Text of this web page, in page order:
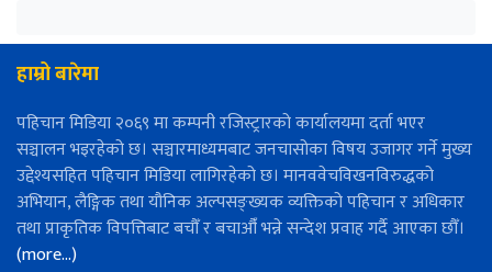
हाम्रो बारेमा
पहिचान मिडिया २०६९ मा कम्पनी रजिस्ट्रारको कार्यालयमा दर्ता भएर
सञ्चालन भइरहेको छ। सञ्चारमाध्यमबाट जनचासोका विषय उजागर गर्ने मुख्य
उद्देश्यसहित पहिचान मिडिया लागिरहेको छ। मानववेचविखनविरुद्धको
अभियान, लैङ्गिक तथा यौनिक अल्पसङ्ख्यक व्यक्तिको पहिचान र अधिकार
तथा प्राकृतिक विपत्तिबाट बचौँ र बचाऔँ भन्ने सन्देश प्रवाह गर्दै आएका छौँ।
(more…)